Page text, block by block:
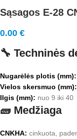
Sąsagos E-28
0.00 €
🔧 Techninės
Nugarėlės plotis (mm):
Vielos skersmuo (mm):
Ilgis (mm): nuo 9 iki 40
🧱 Medžiaga
CNKHA: cinkuota,